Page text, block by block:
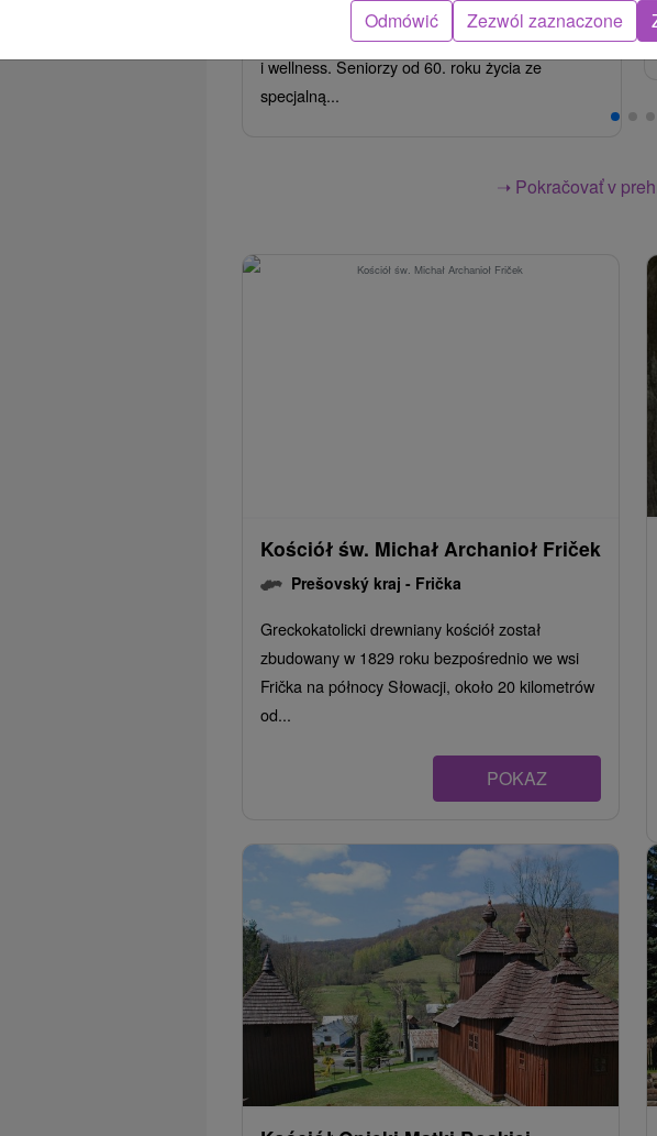
Pobyt w uzdrowisku z pełną opieką: pełne
wyżywienie, badanie lekarskie, 3 zabiegi dziennie
i wellness. Seniorzy od 60. roku życia ze
specjalną...
➝ Pokračovať v
Kościół św. Michał Archanioł Friček
Prešovský kraj - Frička
Greckokatolicki drewniany kościół został
zbudowany w 1829 roku bezpośrednio we wsi
Frička na północy Słowacji, około 20 kilometrów
od...
POKAZ
Odmówić Zezwól zaznaczone